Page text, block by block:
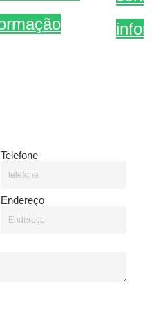
Telefone
Endereço